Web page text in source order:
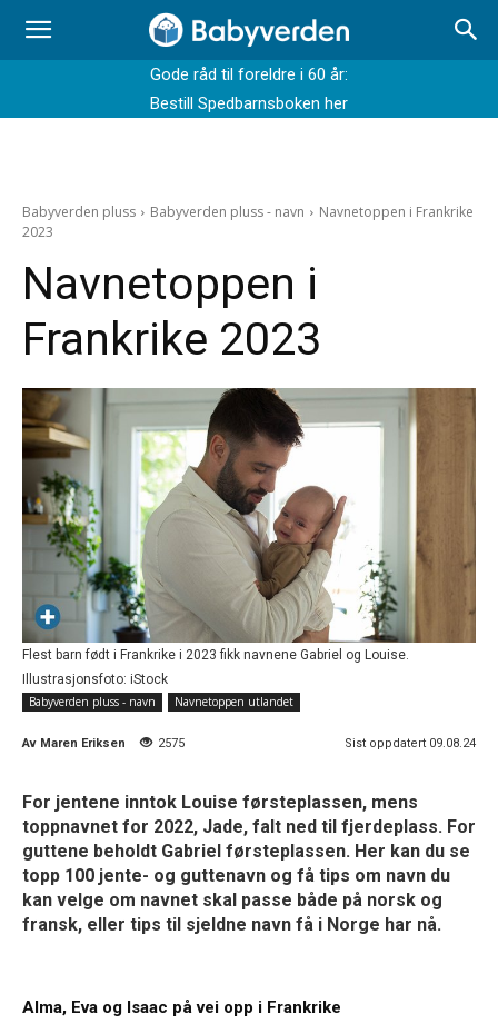
Gode råd til foreldre i 60 år:
Bestill Spedbarnsboken her
Babyverden pluss Babyverden pluss - navn
Navnetoppen i Frankrike
2023
Navnetoppen i
Frankrike 2023
Flest barn født i Frankrike i 2023 fikk navnene Gabriel og Louise.
Illustrasjonsfoto: iStock
Babyverden pluss - navn
Navnetoppen utlandet
Av Maren Eriksen 2575 Sist oppdatert 09.08.24
For jentene inntok Louise førsteplassen, mens
toppnavnet for 2022, Jade, falt ned til fjerdeplass. For
guttene beholdt Gabriel førsteplassen. Her kan du se
topp 100 jente- og guttenavn og få tips om navn du
kan velge om navnet skal passe både på norsk og
fransk, eller tips til sjeldne navn få i Norge har nå.
Alma, Eva og Isaac på vei opp i Frankrike